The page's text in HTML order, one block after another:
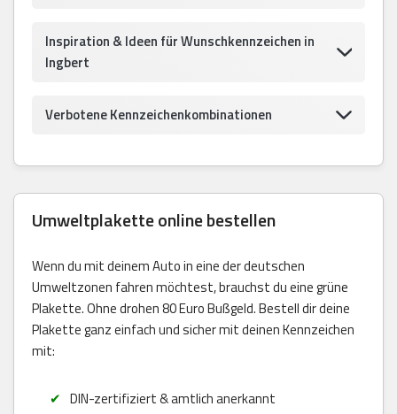
Inspiration & Ideen für Wunschkennzeichen in
Ingbert
Verbotene Kennzeichenkombinationen
Umweltplakette online bestellen
Wenn du mit deinem Auto in eine der deutschen
Umweltzonen fahren möchtest, brauchst du eine grüne
Plakette. Ohne drohen 80 Euro Bußgeld. Bestell dir deine
Plakette ganz einfach und sicher mit deinen Kennzeichen
mit:
DIN-zertifiziert & amtlich anerkannt